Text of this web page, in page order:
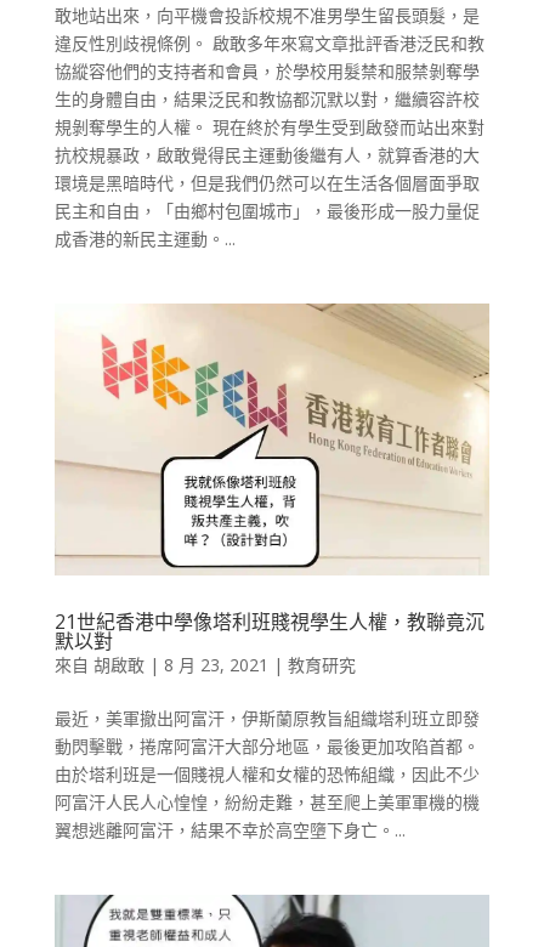
敢地站出來，向平機會投訴校規不准男學生留長頭髮，是
違反性別歧視條例。 啟敢多年來寫文章批評香港泛民和教
協縱容他們的支持者和會員，於學校用髮禁和服禁剝奪學
生的身體自由，結果泛民和教協都沉默以對，繼續容許校
規剝奪學生的人權。 現在終於有學生受到啟發而站出來對
抗校規暴政，啟敢覺得民主運動後繼有人，就算香港的大
環境是黑暗時代，但是我們仍然可以在生活各個層面爭取
民主和自由，「由鄉村包圍城市」，最後形成一股力量促
成香港的新民主運動。...
21世紀香港中學像塔利班賤視學生人權，教聯竟沉
默以對
來自 胡啟敢| 8 月 23, 2021 | 教育研究
最近，美軍撤出阿富汗，伊斯蘭原教旨組織塔利班立即發
動閃擊戰，捲席阿富汗大部分地區，最後更加攻陷首都。
由於塔利班是一個賤視人權和女權的恐怖組織，因此不少
阿富汗人民人心惶惶，紛紛走難，甚至爬上美軍軍機的機
翼想逃離阿富汗，結果不幸於高空墮下身亡。...